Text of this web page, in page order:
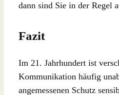
dann sind Sie in der Regel
Fazit
Im 21. Jahrhundert ist
Kommunikation häufig
angemessenen Schutz